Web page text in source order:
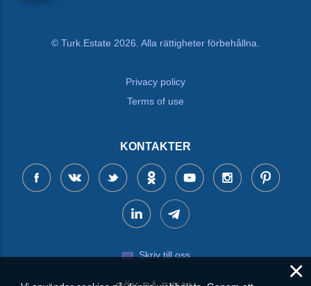
© Turk.Estate 2026. Alla rättigheter förbehållna.
Privacy policy
Terms of use
KONTAKTER
Skriv till oss
×